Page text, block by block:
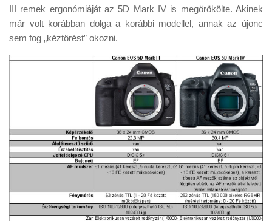
III remek ergonómiáját az 5D Mark IV is megörökölte. Akinek
már volt korábban dolga a korábbi modellel, annak az újonc
sem fog „kéztörést” okozni.